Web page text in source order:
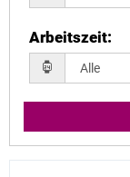
Arbeitszeit: